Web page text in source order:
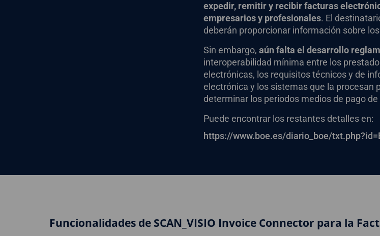
expedir, remitir y recibir facturas
empresarios y profesionales. El
deberán proporcionar información sobre
Sin embargo, aún falta el desarrollo
interoperabilidad mínima entre los
electrónicas, los requisitos técnicos y de
electrónica y los sistemas que la procesan
determinar los periodos medios de pago
Puede encontrar los restantes detalles en:
https://www.boe.es/diario_boe/
Funcionalidades de SCAN_VISIO Invoice Connector para la